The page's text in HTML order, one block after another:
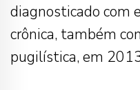
diagnosticado com
crônica, também
pugilística, em